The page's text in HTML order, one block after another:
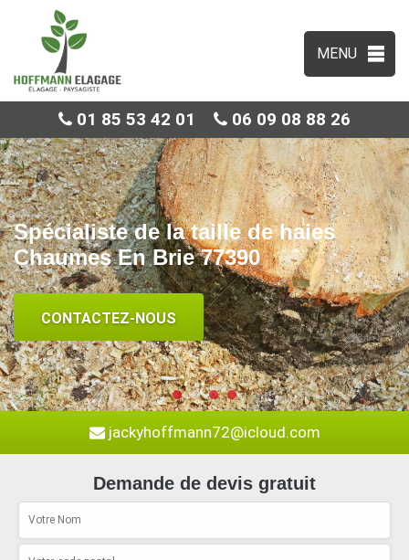
MENU
01 85 53 42 01 06 09 08 88 26
Spécialiste de la taille de haies
Chaumes En Brie 77390
CONTACTEZ-NOUS
jackyhoffmann72@icloud.com
Demande de devis gratuit